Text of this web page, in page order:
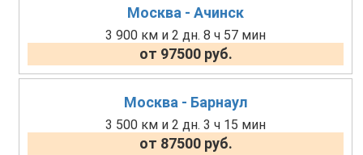
Москва - Ачинск
3 900 км и 2 дн. 8 ч 57 мин
от 97500 руб.
Москва - Барнаул
3 500 км и 2 дн. 3 ч 15 мин
от 87500 руб.